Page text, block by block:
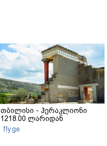
თბილისი - ჰერაკლიონი
1218.00 ლარიდან
fly.ge